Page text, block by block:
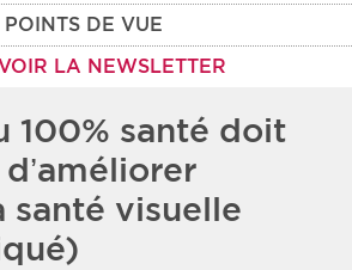
POINTS DE VUE
LA NEWSLETTER
une date de fin
Tri
100% santé doit
santé visuelle